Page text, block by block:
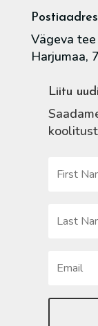
Vägeva
Harjumaa,
Liitu